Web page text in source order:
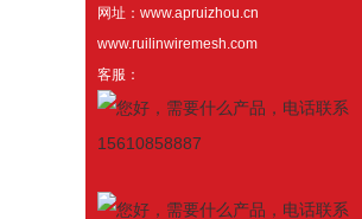
网址：www.apruizhou.cn
www.ruilinwiremesh.com
客服：